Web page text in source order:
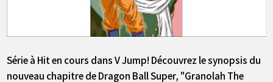
Série à Hit en cours dans V Jump! Découvrez le synopsis du
nouveau chapitre de Dragon Ball Super, "Granolah The